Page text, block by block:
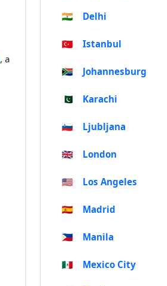
, a
🇮🇳 Delhi
🇹🇷 Istanbul
🇿🇦 Johannesburg
🇵🇰 Karachi
🇸🇮 Ljubljana
🇬🇧 London
🇺🇸 Los Angeles
🇪🇸 Madrid
🇵🇭 Manila
🇲🇽 Mexico City